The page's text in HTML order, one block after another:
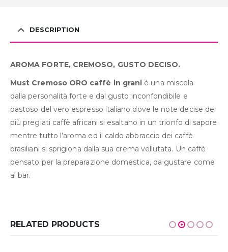
DESCRIPTION
AROMA FORTE, CREMOSO, GUSTO DECISO.
Must Cremoso ORO caffè in grani è una miscela
dalla personalità forte e dal gusto inconfondibile e
pastoso del vero espresso italiano dove le note decise dei
più pregiati caffè africani si esaltano in un trionfo di sapore
mentre tutto l’aroma ed il caldo abbraccio dei caffè
brasiliani si sprigiona dalla sua crema vellutata. Un caffè
pensato per la preparazione domestica, da gustare come
al bar.
RELATED PRODUCTS